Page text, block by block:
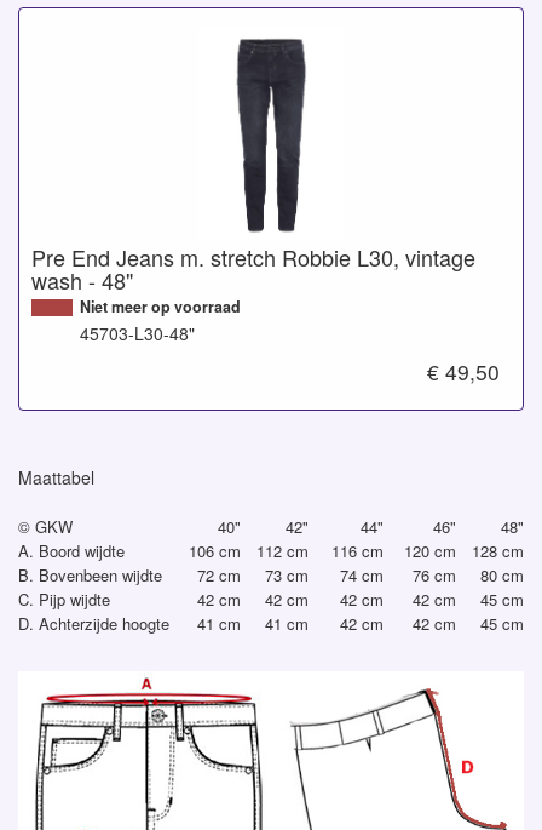
Pre End Jeans m. stretch Robbie L30, vintage
wash - 48"
Niet meer op voorraad
45703-L30-48"
€ 49,50
Maattabel
© GKW 40" 42" 44" 46"
48"
A. Boord wijdte
106 cm 112 cm 116 cm 120 cm
128 cm
B. Bovenbeen wijdte
72 cm 73 cm 74 cm 76 cm
80 cm
C. Pijp wijdte
42 cm 42 cm 42 cm 42 cm
45 cm
D. Achterzijde hoogte
41 cm 41 cm 42 cm 42 cm 45 cm